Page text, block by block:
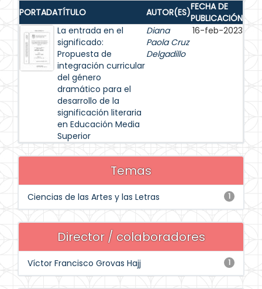
PORTADATÍTULO AUTOR(ES)FECHA DE
PUBLICACIÓN
La entrada en el
significado:
Propuesta de
integración curricular
del género
dramático para el
desarrollo de la
significación literaria
en Educación Media
Superior
Diana
Paola Cruz
Delgadillo
16-feb-2023
Temas
1
Ciencias de las Artes y las Letras
Director / colaboradores
1
Víctor Francisco Grovas Hajj